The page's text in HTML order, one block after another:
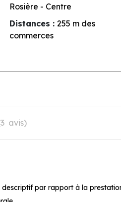
Rosière - Centre
Distances :255 m des
commerces
3 avis)
par rapport à la